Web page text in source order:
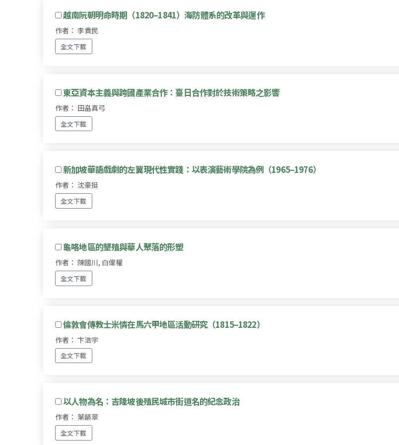
越南阮朝明命時期（1820–1841）海防體系的改革與運作
作者： 李貴民
全文下載
東亞資本主義與跨國產業合作：臺日合作對於技術策略之影響
作者： 田畠真弓
全文下載
新加坡華語戲劇的左翼現代性實踐：以表演藝術學院為例（1965–1976）
作者： 沈豪挺
全文下載
龜咯地區的墾殖與華人聚落的形塑
作者： 陳國川, 白偉權
全文下載
倫敦會傳教士米憐在馬六甲地區活動研究（1815–1822）
作者： 卞浩宇
全文下載
以人物為名：吉隆坡後殖民城市街道名的紀念政治
作者： 葉韻翠
全文下載